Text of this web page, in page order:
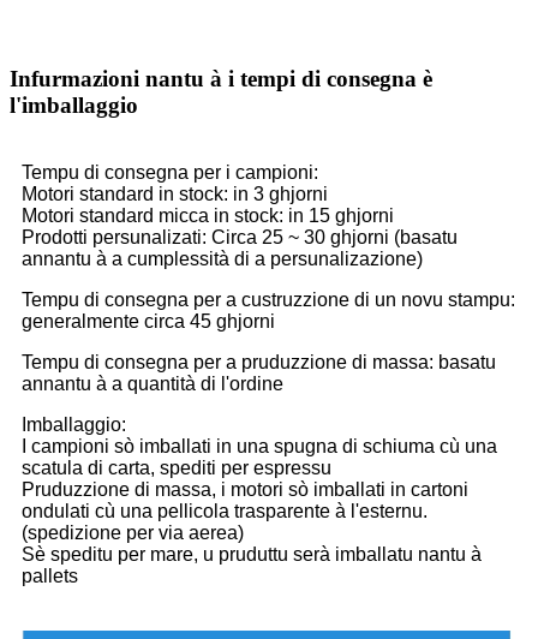
Infurmazioni nantu à i tempi di consegna è
l'imballaggio
Tempu di consegna per i campioni:
Motori standard in stock: in 3 ghjorni
Motori standard micca in stock: in 15 ghjorni
Prodotti persunalizati: Circa 25 ~ 30 ghjorni (basatu
annantu à a cumplessità di a persunalizazione)
Tempu di consegna per a custruzzione di un novu stampu:
generalmente circa 45 ghjorni
Tempu di consegna per a pruduzzione di massa: basatu
annantu à a quantità di l'ordine
Imballaggio:
I campioni sò imballati in una spugna di schiuma cù una
scatula di carta, spediti per espressu
Pruduzzione di massa, i motori sò imballati in cartoni
ondulati cù una pellicola trasparente à l'esternu.
(spedizione per via aerea)
Sè speditu per mare, u pruduttu serà imballatu nantu à
pallets